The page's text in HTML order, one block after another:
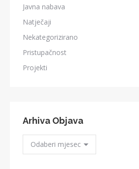
Javna nabava
Natječaji
Nekategorizirano
Pristupačnost
Projekti
Arhiva Objava
Arhiva
Objava